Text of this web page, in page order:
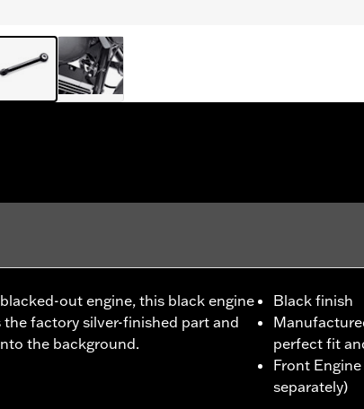
out engine, this black engine
factory silver-finished part and
the background.
Black finish
perfect fit
Front
separately)